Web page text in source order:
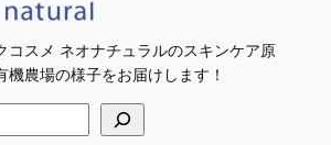
コスメ ネオナチュラルのスキンケア原
機農場の様子をお届けします！